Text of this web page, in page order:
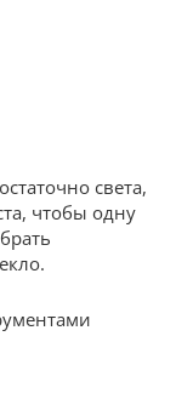
света,
чтобы одну